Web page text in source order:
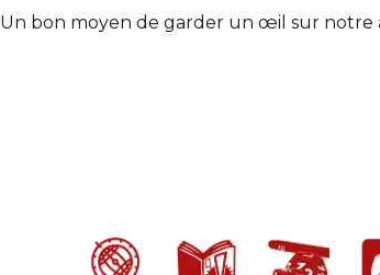
Un bon moyen de garder un œil sur notre